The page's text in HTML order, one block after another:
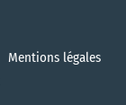
Mentions légales